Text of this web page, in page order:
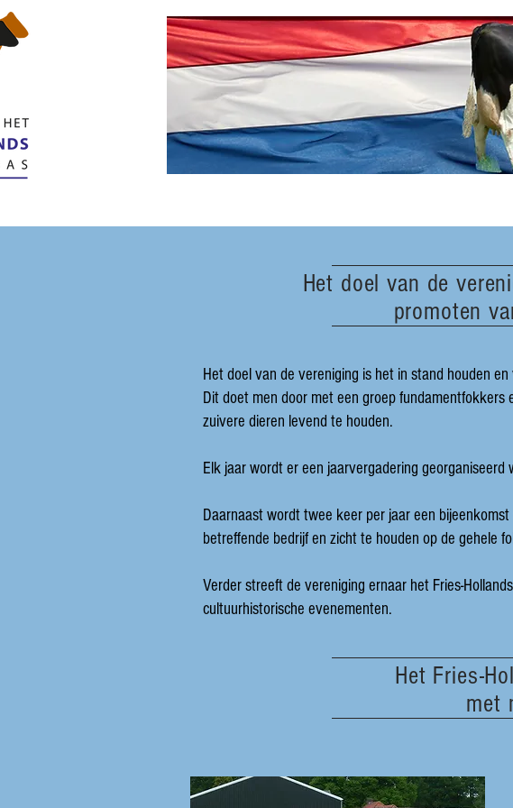
Het doel van de
promoten
Het doel van de vereniging is het in stand houden
Dit doet men door met een groep
zuivere dieren levend te houden.
Elk jaar wordt er een jaarvergadering
Daarnaast wordt twee keer per jaar een
betreffende bedrijf en zicht te houden op de gehele
Verder streeft de vereniging ernaar het Fries-
cultuurhistorische evenementen.
Het Fries-
met